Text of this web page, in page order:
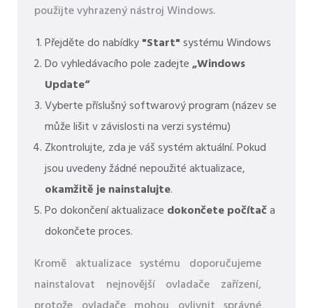
použijte vyhrazený nástroj Windows.
Přejděte do nabídky"Start"systému Windows
Do vyhledávacího pole zadejte„Windows
Update“
Vyberte příslušný softwarový program (název se
může lišit v závislosti na verzi systému)
Zkontrolujte, zda je váš systém aktuální. Pokud
jsou uvedeny žádné nepoužité aktualizace,
okamžitě je nainstalujte.
Po dokončení aktualizace dokončete počítača
dokončete proces.
Kromě aktualizace systému doporučujeme
nainstalovat nejnovější ovladače zařízení,